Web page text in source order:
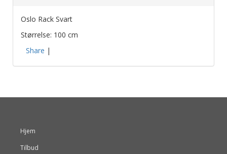
Oslo Rack Svart
Størrelse: 100 cm
Share |
Hjem
Tilbud